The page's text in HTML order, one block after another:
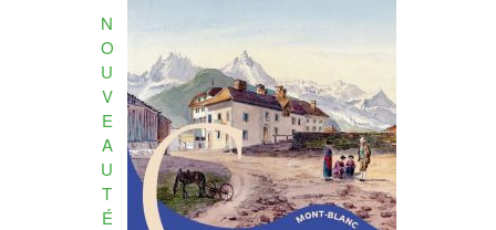
N
O
U
V
E
A
U
T
É